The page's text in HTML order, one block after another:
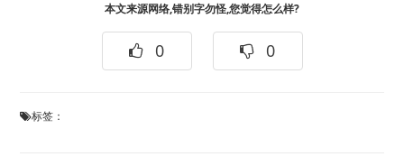
本文来源网络,错别字勿怪,您觉得怎么样?
0 0
标签：